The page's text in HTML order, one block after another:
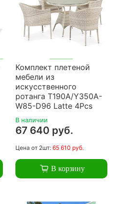
Комплект плетеной
мебели из
искусственного
ротанга T190A/Y350A-
W85-D96 Latte 4Pcs
В наличии
67 640 руб.
Цена от 2шт: 65 610 руб.
В корзину